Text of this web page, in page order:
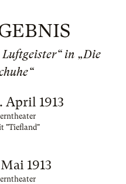
in „Die
April 1913
"Tiefland"
1913